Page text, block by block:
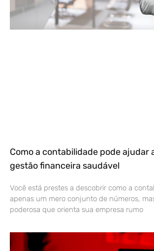
Como a contabilidade pode ajudar
gestão financeira saudável
Você está prestes a descobrir como a
apenas um mero conjunto de números,
poderosa que orienta sua empresa rumo